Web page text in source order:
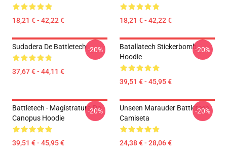
18,21 € - 42,22 € 18,21 € - 42,22 €
Sudadera De Battletech
37,67 € - 44,11 €
-20%
Batallatech Stickerbomb
Hoodie
39,51 € - 45,95 €
-20%
Battletech - Magistratura De
Canopus Hoodie
39,51 € - 45,95 €
-20%
Unseen Marauder Battletech
Camiseta
24,38 € - 28,06 €
-20%